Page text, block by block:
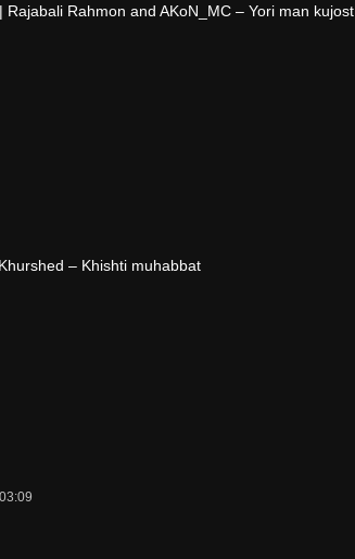
Rahmon and AKoN_MC – Yori man kujost
– Khishti muhabbat
03:09